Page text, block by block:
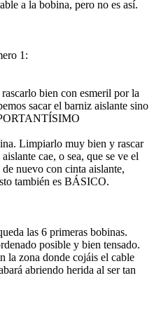
a la bobina, pero no es así.
1:
bien con esmeril por la
sacar el barniz aislante sino
Limpiarlo muy bien y rascar
cae, o sea, que se ve el
nuevo con cinta aislante,
también es BÁSICO.
las 6 primeras bobinas.
posible y bien tensado.
la zona donde cojáis el cable
abriendo herida al ser tan